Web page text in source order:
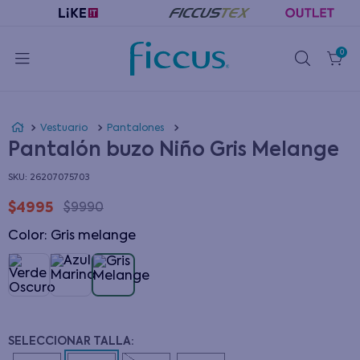
0
Vestuario Pantalones
Pantalón buzo Niño Gris Melange
: 26207075703
$4995 $9990
Color: gris melange